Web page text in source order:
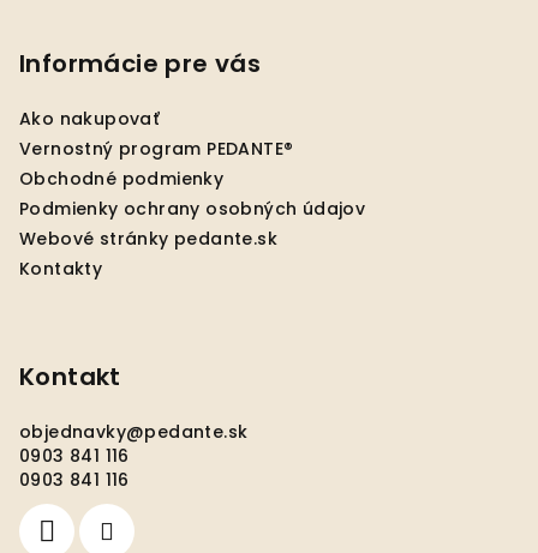
Informácie pre vás
Ako nakupovať
Vernostný program PEDANTE®
Obchodné podmienky
Podmienky ochrany osobných údajov
Webové stránky pedante.sk
Kontakty
Kontakt
objednavky@pedante.sk
0903 841 116
0903 841 116